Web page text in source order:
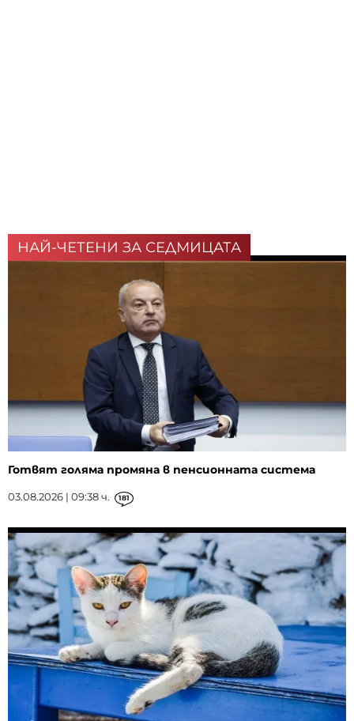
НАЙ-ЧЕТЕНИ ЗА СЕДМИЦАТА
Готвят голяма промяна в пенсионната система
03.08.2026 | 09:38 ч. 181